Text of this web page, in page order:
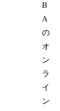
B
A
の
オ
ン
ラ
イ
ン